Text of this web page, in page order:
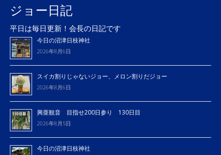
ジョー日記
平日は毎日更新！会長の日記です
今日の沼津日枝神社
2026年8月6日
スイカ割りじゃないジョー、メロン割りだジョー
2026年8月6日
興亜観音 目指せ200日参り 130日目
2026年8月5日
今日の沼津日枝神社